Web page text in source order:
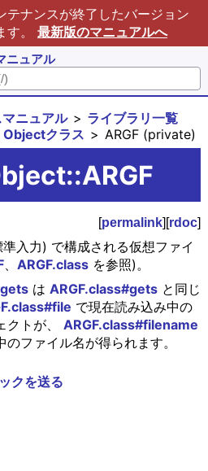
テナンスが終了したバージョン
す。 最新版のマニュアルへ
ニュアル
ニュアル
ライブラリ一覧
Objectクラス ARGF (private)
[permalink][rdoc]
入力) で構成される仮想ファイ
、 ARGF.classを参照)。
は ARGF.class#getsと同じ
で現在読み込み中の
クトが、 ARGF.class#filename
ファイル名が得られます。
クを送る